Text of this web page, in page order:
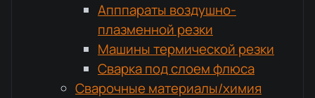
Апппараты воздушно-
плазменной резки
Машины термической резки
Сварка под слоем флюса
Сварочные материалы/химия